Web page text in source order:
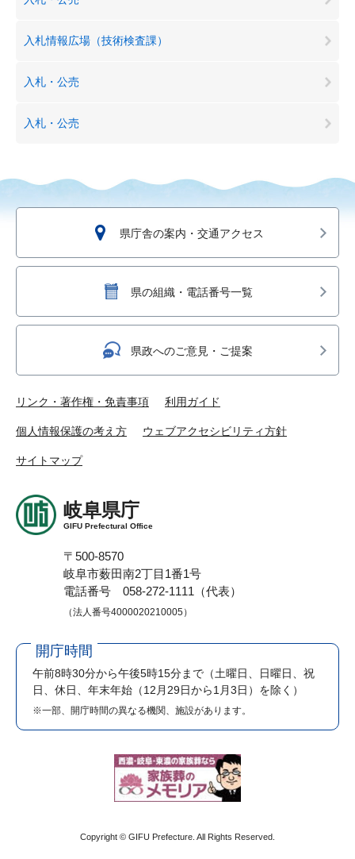
入札情報広場（技術検査課）
入札・公売
入札・公売
県庁舎の案内・交通アクセス
県の組織・電話番号一覧
県政へのご意見・ご提案
リンク・著作権・免責事項 利用ガイド
個人情報保護の考え方 ウェブアクセシビリティ方針
サイトマップ
岐阜県庁
GIFU Prefectural Office
〒500-8570
岐阜市薮田南2丁目1番1号
電話番号 058-272-1111（代表）
（法人番号4000020210005）
開庁時間
午前8時30分から午後5時15分まで （土曜日、日曜日、祝
日、休日、年末年始（12月29日から1月3日）を除く）
※一部、開庁時間の異なる機関、施設があります。
Copyright © GIFU Prefecture. All Rights Reserved.